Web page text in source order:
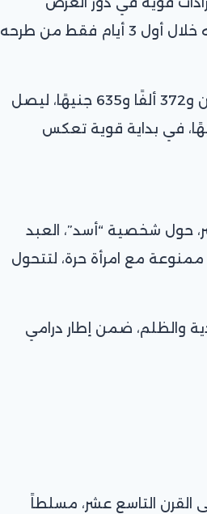
السينمائي، بعدما تجاوزت حصيلته 13 مليون جنيه خلال أول 3 أيام فقط من طرحه
وحقق الفيلم أمس الجمعة إيرادات بلغت 6 ملايين و372 ألفًا و635 جنيهًا، ليصل
إلى 13 مليونًا و402 ألف و862 جنيهًا، في بداية قوية تعكس
حول شخصية “أسد”، العبد
مع امرأة حرة، لتتحول
والظلم، ضمن إطار درامي
التاسع عشر، مسلطاً